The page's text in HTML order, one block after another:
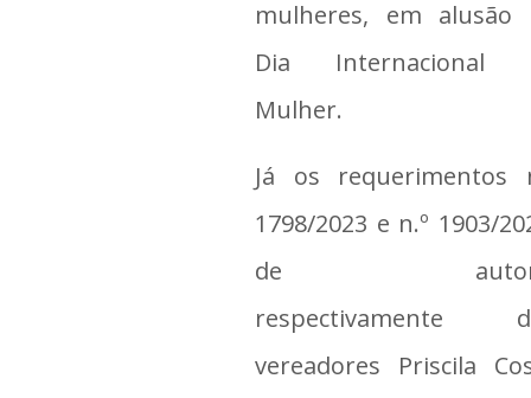
mulheres, em alusão
Dia Internacional
Mulher.
Já os requerimentos
1798/2023 e n.º 1903/
de
respectivamente
vereadores Priscila